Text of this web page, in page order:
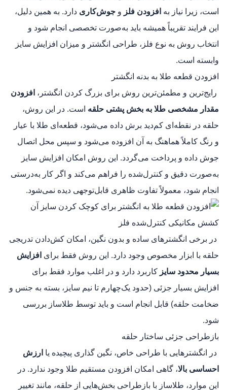
است، زیرا نیاز به افزودن فلز و جوش‌کاری دارد. به همین دلیل،
این فرایند تقریباً همیشه باید به‌صورت تخصصی انجام شود و
انتخاب روش به نوع فلز، طراحی انگشتر و میزان افزایش سایز
وابسته است.
افزودن قطعه طلا به بدنه انگشتر
رایج‌ترین و مطمئن‌ترین روش برای بزرگ کردن انگشتر، افزودن
مقدار مشخصی طلا به بخش پشتی حلقه است. در این روش،
حلقه در نقطه‌ای کم‌دید برش داده می‌شود، قطعه‌ای طلا با عیار
و رنگ کاملاً هماهنگ به آن افزوده می‌شود و سپس محل اتصال
جوش داده و پرداخت می‌گردد. این روش امکان افزایش سایز
به‌صورت دقیق و کنترل‌شده را فراهم می‌کند و اگر کار به‌درستی
انجام شود، معمولاً تفاوت ظاهری قابل‌توجهی دیده نمی‌شود.
کشش مکانیکی کنترل‌شده فلز
در برخی انگشترهای ساده و بدون نگین، امکان کش‌دادن تدریجی
حلقه با ابزار مخصوص وجود دارد. این روش فقط برای افزایش
بسیار محدود سایز کاربرد دارد و در اغلب موارد فقط برای
افزایش بسیار جزئی (حدود یک‌چهارم تا نیم سایز، بسته به جنس و
ضخامت حلقه) قابل انجام است و باید توسط طلاساز بررسی
شود.
بازطراحی جزئی ساختار حلقه
در انگشترهایی با طراحی خاص، نگین‌ گذاری پیچیده یا ارزش
احساسی بالا، گاهی امکان افزودن مستقیم طلا وجود ندارد. در
این موارد، طلاساز با بازطراحی بخش‌هایی از حلقه، مانند تغییر